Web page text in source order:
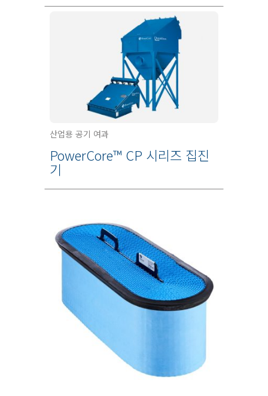
산업용 공기 여과
PowerCore™ CP 시리즈 집진
기